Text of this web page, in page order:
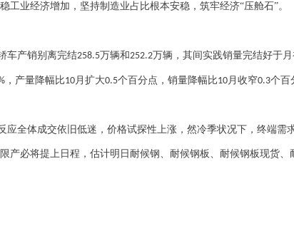
工业经济增加，坚持制造业占比根本安稳，筑牢经济“压舱石”。
车产销别离完结258.5万辆和252.2万辆，其间实践销量完结好于
，产量降幅比10月扩大0.5个百分点，销量降幅比10月收窄0.3个百
应全体成交依旧低迷，价格试探性上涨，然冷季状况下，终端需
产必将提上日程，估计明日 耐候钢 、 耐候钢板 、 耐候钢板现货、